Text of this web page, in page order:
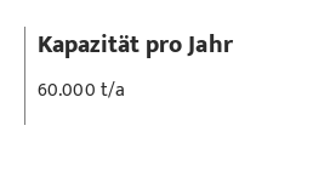
Kapazität pro Jahr
60.000 t/a